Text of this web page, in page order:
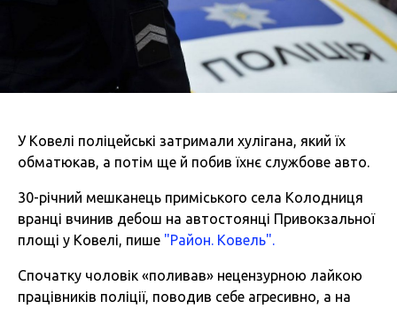
У Ковелі поліцейські затримали хулігана, який їх
обматюкав, а потім ще й побив їхнє службове авто.
30-річний мешканець приміського села Колодниця
вранці вчинив дебош на автостоянці Привокзальної
площі у Ковелі, пише "Район. Ковель".
Спочатку чоловік «поливав» нецензурною лайкою
працівників поліції, поводив себе агресивно, а на